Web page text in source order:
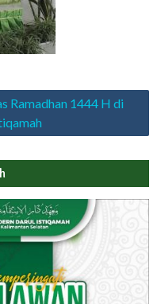
Ramadhan 1444 H di